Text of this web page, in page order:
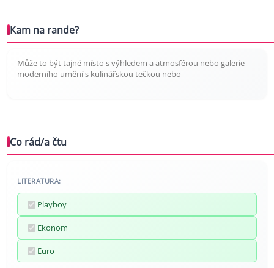
Kam na rande?
Může to být tajné místo s výhledem a atmosférou nebo galerie
moderního umění s kulinářskou tečkou nebo
Co rád/a čtu
LITERATURA:
Playboy
Ekonom
Euro